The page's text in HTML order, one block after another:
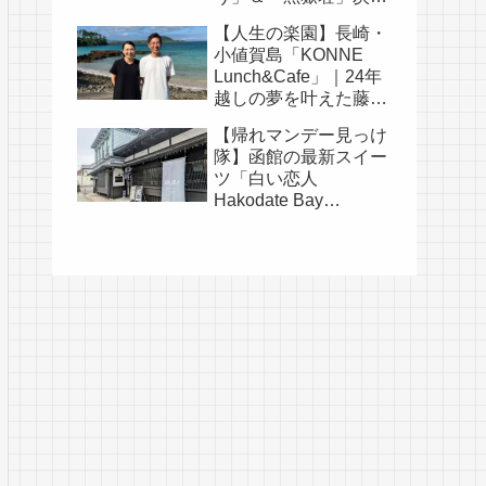
【人生の楽園】長崎・
小値賀島「KONNE
Lunch&Cafe」｜24年
越しの夢を叶えた藤田
【帰れマンデー見っけ
隊】函館の最新スイー
ツ「白い恋人
Hakodate Bay